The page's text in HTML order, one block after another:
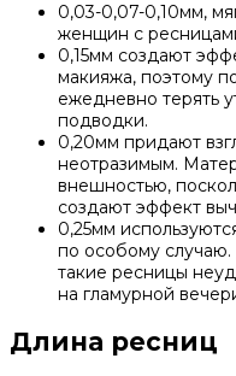
0,03-0,07-0,10мм,
женщин с
0,15мм создают
макияжа, поэтому
ежедневно терять
подводки.
0,20мм придают
неотразимым.
внешностью,
создают эффект
0,25мм
по особому
такие ресницы
на гламурной
Длина ресниц